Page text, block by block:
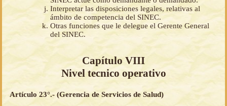
Interpretar las disposiciones legales, relativas al
ámbito de competencia del SINEC.
Otras funciones que le delegue el Gerente General
del SINEC.
Capítulo VIII
Nivel tecnico operativo
Artículo 23°.- (Gerencia de Servicios de Salud)